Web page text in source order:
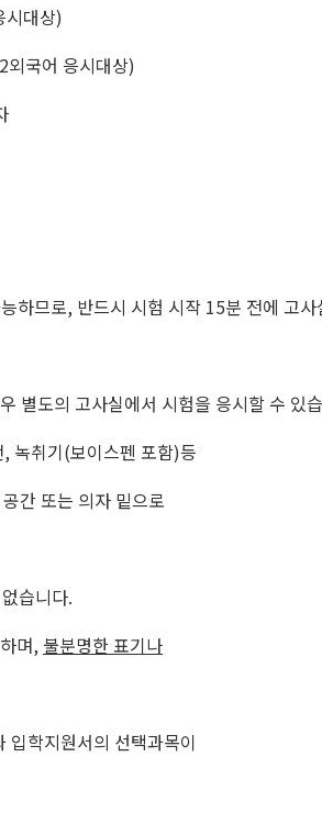
시대상)
2외국어 응시대상)
하므로, 반드시 시험 시작 15분 전에 고
별도의 고사실에서 시험을 응시할 수 있
, 녹취기(보이스펜 포함)등
간 또는 의자 밑으로
습니다.
며, 불분명한 표기나
입학지원서의 선택과목이